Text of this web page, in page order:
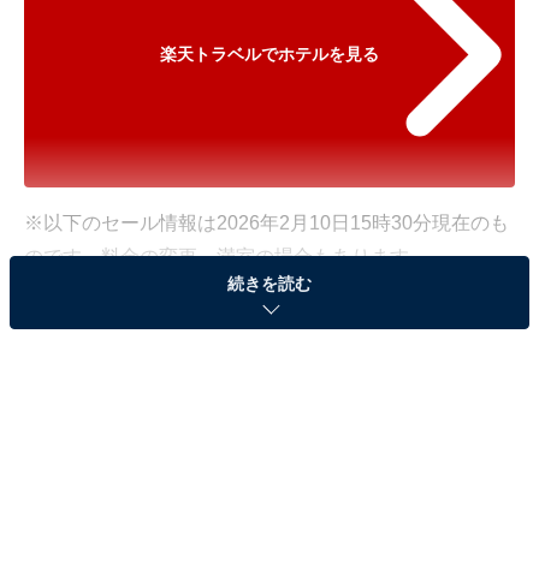
楽天トラベルでホテルを見る
※以下のセール情報は2026年2月10日15時30分現在のも
のです。料金の変更、満室の場合もあります。
※本記事で紹介している商品の購入やサービスの利用により、売上の一部が
オールアバウトに還元されることがあります。
続きを読む